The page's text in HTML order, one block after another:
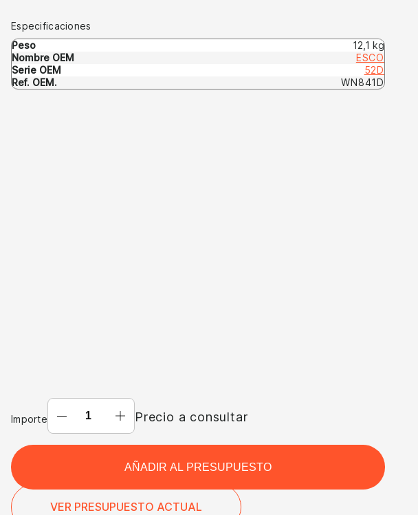
Especificaciones
Peso
12,1 kg
Nombre OEM
ESCO
Serie OEM
52D
Ref. OEM.
WN841D
Importe
ADAPTADOR
WN841D
(OEM:
Precio a consultar
AÑADIR AL PRESUPUESTO
VER PRESUPUESTO ACTUAL